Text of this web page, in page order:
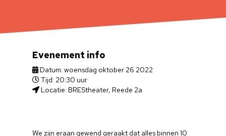
We zijn eraan gewend geraakt dat alles binnen 10
Evenement info
Datum: woensdag oktober 26 2022
Tijd: 20:30 uur
Locatie: BREStheater, Reede 2a